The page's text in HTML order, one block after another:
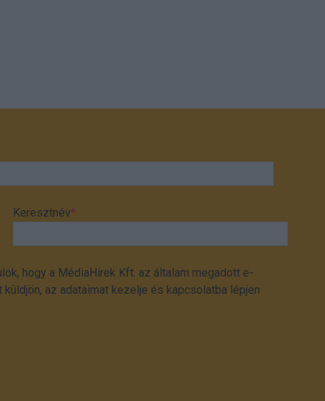
Keresztnév*
hogy a MédiaHírek Kft. az általam megadott e-
az adataimat kezelje és kapcsolatba lépjen